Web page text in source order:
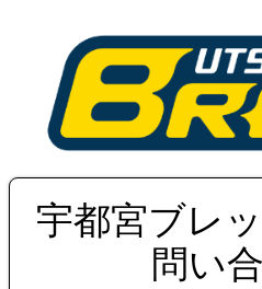
宇都宮ブレ
問い